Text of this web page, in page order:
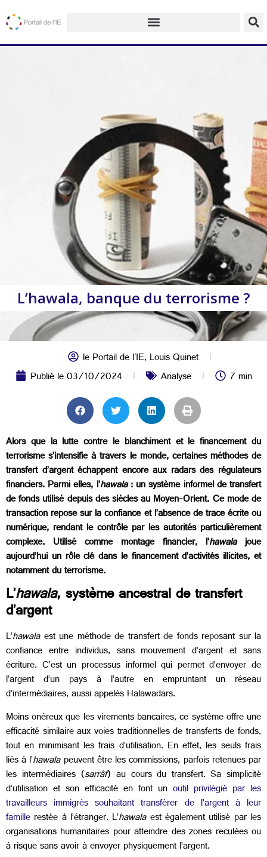
L’hawala, banque du terrorisme ?
le Portail de l'IE,Louis Quinet
Publié le03/10/2024 Analyse 7 min
Alors que la lutte contre le blanchiment et le financement du
terrorisme s’intensifie à travers le monde, certaines méthodes de
transfert d’argent échappent encore aux radars des régulateurs
financiers. Parmi elles, l’hawala: un système informel de transfert
de fonds utilisé depuis des siècles au Moyen-Orient. Ce mode de
transaction repose sur la confiance et l’absence de trace écrite ou
numérique, rendant le contrôle par les autorités particulièrement
complexe. Utilisé comme montage financier, l’hawalajoue
aujourd’hui un rôle clé dans le financement d’activités illicites, et
notamment du terrorisme.
L’hawala, système ancestral de transfert
d’argent
L’hawalaest une méthode de transfert de fonds reposant sur la
confiance entre individus, sans mouvement d’argent et sans
écriture. C’est un processus informel qui permet d’envoyer de
l’argent d’un pays à l’autre en empruntant un réseau
d’intermédiaires, aussi appelés Halawadars.
Moins onéreux que les virements bancaires, ce système offre une
efficacité similaire aux voies traditionnelles de transferts de fonds,
tout en minimisant les frais d’utilisation. En effet, les seuls frais
liés à l’hawalapeuvent être les commissions, parfois retenues par
les intermédiaires (sarrâf) au cours du transfert. Sa simplicité
d’utilisation et son efficacité en font un outil privilégié par les
travailleurs immigrés souhaitant transférer de l’argent à leur
famille restée à l’étranger. L’hawalaest également utilisé par les
organisations humanitaires pour atteindre des zones reculées ou
à risque sans avoir à envoyer physiquement l’argent.